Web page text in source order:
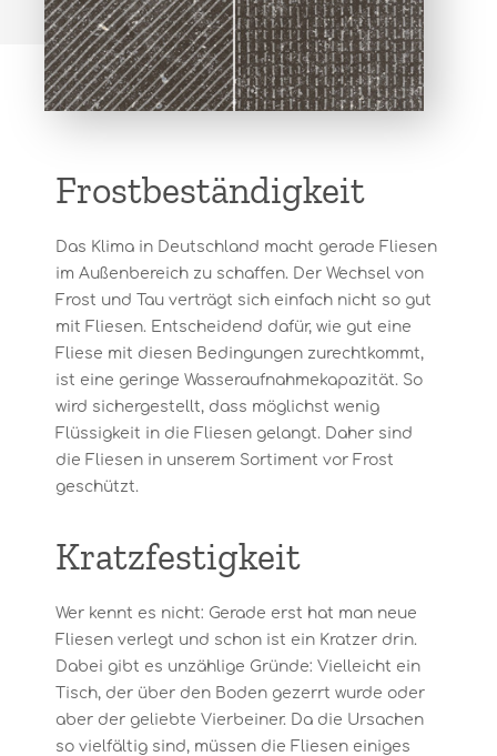
Frostbeständigkeit
Das Klima in Deutschland macht gerade Fliesen
im Außenbereich zu schaffen. Der Wechsel von
Frost und Tau verträgt sich einfach nicht so gut
mit Fliesen. Entscheidend dafür, wie gut eine
Fliese mit diesen Bedingungen zurechtkommt,
ist eine geringe Wasseraufnahmekapazität. So
wird sichergestellt, dass möglichst wenig
Flüssigkeit in die Fliesen gelangt. Daher sind
die Fliesen in unserem Sortiment vor Frost
geschützt.
Kratzfestigkeit
Wer kennt es nicht: Gerade erst hat man neue
Fliesen verlegt und schon ist ein Kratzer drin.
Dabei gibt es unzählige Gründe: Vielleicht ein
Tisch, der über den Boden gezerrt wurde oder
aber der geliebte Vierbeiner. Da die Ursachen
so vielfältig sind, müssen die Fliesen einiges